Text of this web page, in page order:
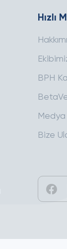
Hızlı
BPH
Medya
Bize